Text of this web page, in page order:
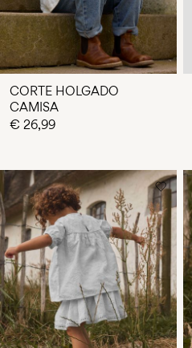
CORTE HOLGADO
CAMISA
€ 26,99